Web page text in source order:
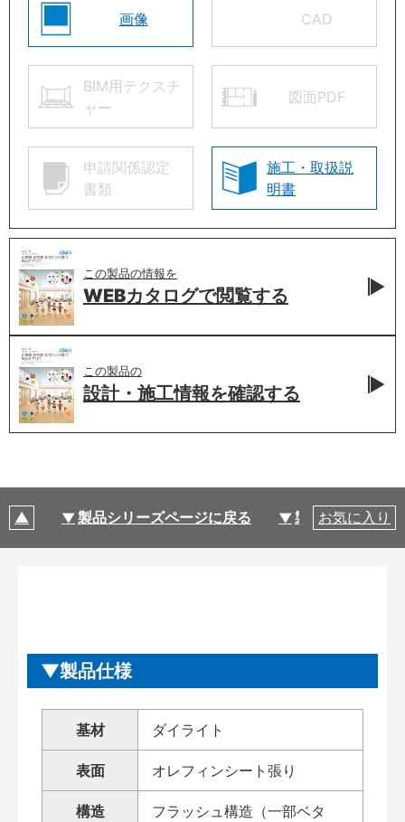
画像 CAD
BIM用テクスチ
ャー
図面PDF
申請関係認定
書類
施工・取扱説
明書
この製品の情報を
WEBカタログで閲覧する
この製品の
設計・施工情報を確認する
製品シリーズページに戻る 製品仕様
お気に入り
製品仕様
基材 ダイライト
表面 オレフィンシート張り
構造
フラッシュ構造（一部ベタ